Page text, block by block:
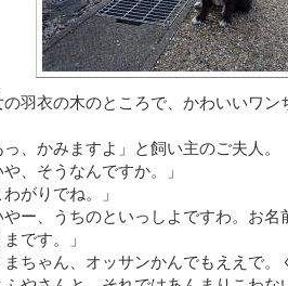
羽衣の木のところで、かわいいワン
、かみますよ」と飼い主のご夫人。
、そうなんですか。」
がりでね。」
ー、うちのといっしよですわ。お名
です。」
ちゃん、オッサンかんでもええで。